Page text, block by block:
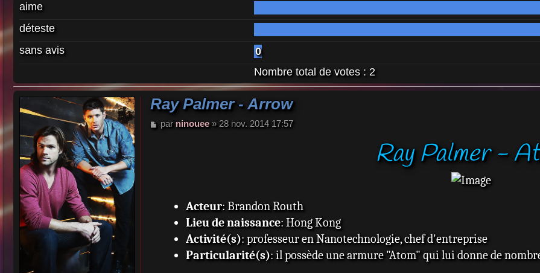
aime
déteste
sans avis
0
Nombre total de votes : 2
Ray Palmer - Arrow
M
par ninouee» 28 nov. 2014 17:57
Ray Palmer -
Acteur: Brandon Routh
Lieu de naissance: Hong Kong
Activité(s): professeur en Nanotechnologie, chef d'entreprise
Particularité(s): il possède une armure "Atom" qui lui donne de